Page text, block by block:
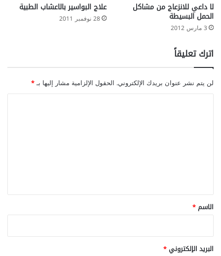
لا داعي للانزعاج من مشاكل
الحمل البسيطة
3 مارس 2012
علاج البواسير بالاعشاب الطبية
28 نوفمبر 2011
اترك تعليقاً
لن يتم نشر عنوان بريدك الإلكتروني. الحقول الإلزامية مشار إليها بـ*
*
الاسم*
البريد الإلكتروني*